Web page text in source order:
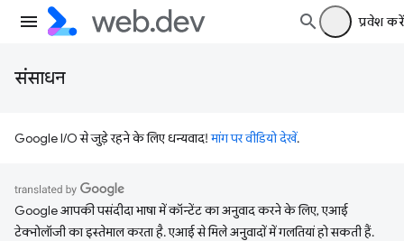
प्रवेश करें
संसाधन
Google I/O से जुड़े रहने के लिए धन्यवाद!मांग पर वीडियो देखें.
Google आपकी पसंदीदा भाषा में कॉन्टेंट का अनुवाद करने के लिए, एआई
टेक्नोलॉजी का इस्तेमाल करता है. एआई से मिले अनुवादों में गलतियां हो सकती हैं.